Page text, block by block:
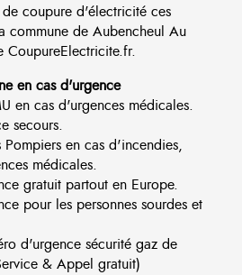
de coupure d'électricité ces
commune de Aubencheul Au
CoupureElectricite.fr.
en cas d'urgence
en cas d'urgences médicales.
secours.
en cas d'incendies,
médicales.
gratuit partout en Europe.
pour les personnes sourdes et
d'urgence sécurité gaz de
& Appel gratuit)